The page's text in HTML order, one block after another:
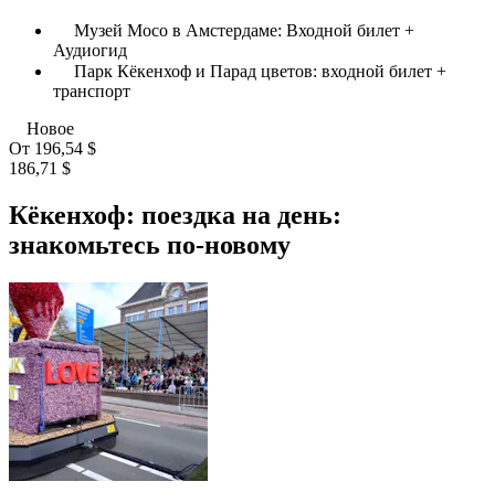
Музей Moco в Амстердаме: Входной билет +
Аудиогид
Парк Кёкенхоф и Парад цветов: входной билет +
транспорт
Новое
От 196,54 $
186,71 $
Кёкенхоф: поездка на день:
знакомьтесь по-новому